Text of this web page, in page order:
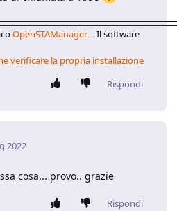
OpenSTAManager– Il software
verificare la propria installazione
Rispondi
2022
cosa... provo.. grazie
Rispondi